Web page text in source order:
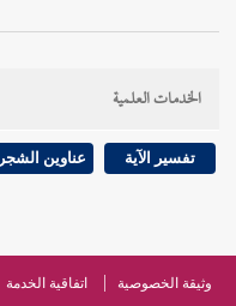
الخدمات العلمية
تفسير الآية عناوين
وثيقة الخصوصية اتفاقية الخدمة